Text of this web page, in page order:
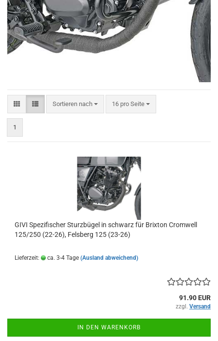
Sortieren nach
Sortieren nach 16 pro Seite
pro Seite
1
GIVI Spezifischer Sturzbügel in schwarz für Brixton Cromwell
125/250 (22-26), Felsberg 125 (23-26)
Lieferzeit: ca. 3-4 Tage (Ausland abweichend)
91.90 EUR
zzgl. Versand
IN DEN WARENKORB